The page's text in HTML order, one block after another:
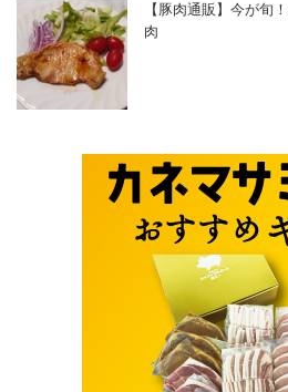
【豚肉通販】今が旬
肉